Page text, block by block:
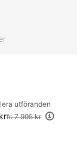
utföranden
fr. 7 995 kr